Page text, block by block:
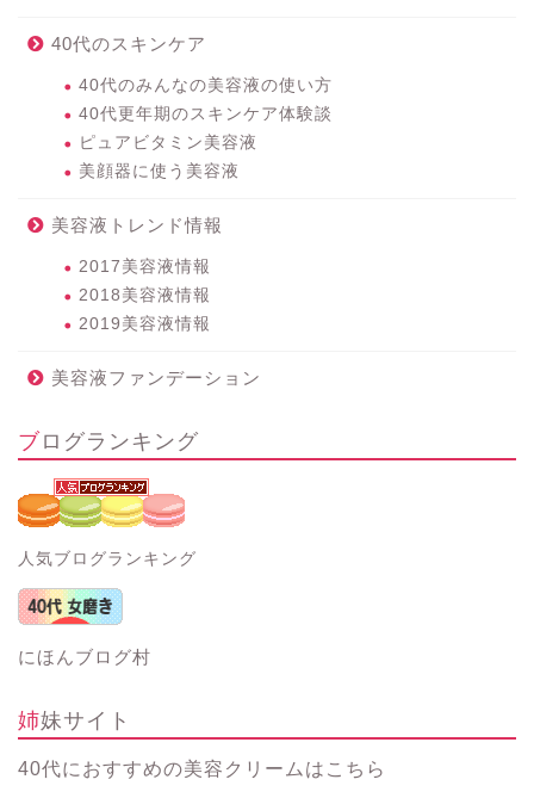
40代のスキンケア
40代のみんなの美容液の使い方
40代更年期のスキンケア体験談
ピュアビタミン美容液
美顔器に使う美容液
美容液トレンド情報
2017美容液情報
2018美容液情報
2019美容液情報
美容液ファンデーション
ブログランキング
人気ブログランキング
にほんブログ村
姉妹サイト
40代におすすめの美容クリーム はこちら